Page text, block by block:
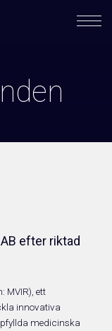
efter riktad
MVIR), ett
innovativa
medicinska